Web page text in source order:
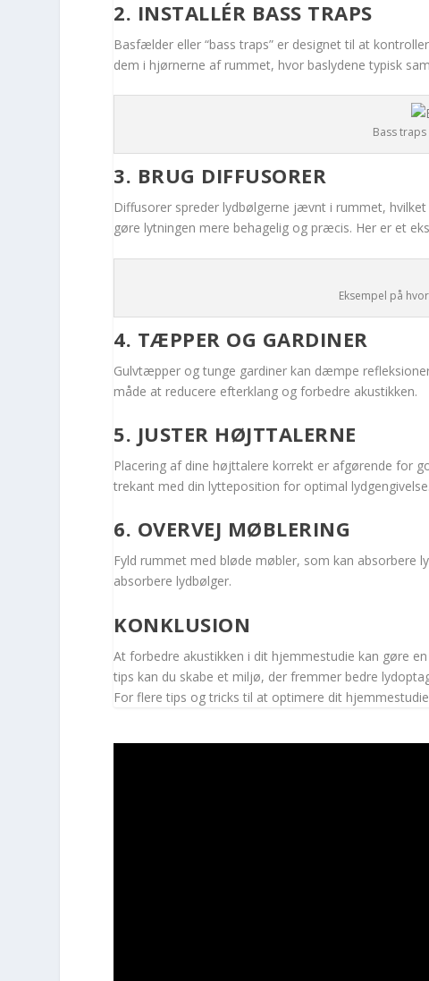
2. INSTALLÉR BASS TRAPS
Basfælder eller “bass traps” er designet til at
dem i hjørnerne af rummet, hvor baslydene typisk
Bass
3. BRUG DIFFUSORER
Diffusorer spreder lydbølgerne jævnt i rummet,
gøre lytningen mere behagelig og præcis. Her er et
Eksempel på
4. TÆPPER OG GARDINER
Gulvtæpper og tunge gardiner kan dæmpe
måde at reducere efterklang og forbedre akustikken.
5. JUSTER HØJTTALERNE
Placering af dine højttalere korrekt er afgørende for
trekant med din lytteposition for optimal lydgengivelse.
6. OVERVEJ MØBLERING
Fyld rummet med bløde møbler, som kan absorbere
absorbere lydbølger.
KONKLUSION
At forbedre akustikken i dit hjemmestudie kan gøre
tips kan du skabe et miljø, der fremmer bedre
For flere tips og tricks til at optimere dit